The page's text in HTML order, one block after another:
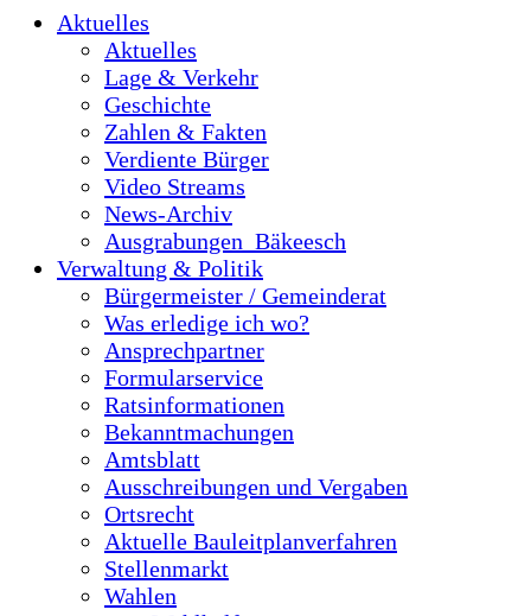
Aktuelles
Aktuelles
Lage & Verkehr
Geschichte
Zahlen & Fakten
Verdiente Bürger
Video Streams
News-Archiv
Ausgrabungen_Bäkeesch
Verwaltung & Politik
Bürgermeister / Gemeinderat
Was erledige ich wo?
Ansprechpartner
Formularservice
Ratsinformationen
Bekanntmachungen
Amtsblatt
Ausschreibungen und Vergaben
Ortsrecht
Aktuelle Bauleitplanverfahren
Stellenmarkt
Wahlen